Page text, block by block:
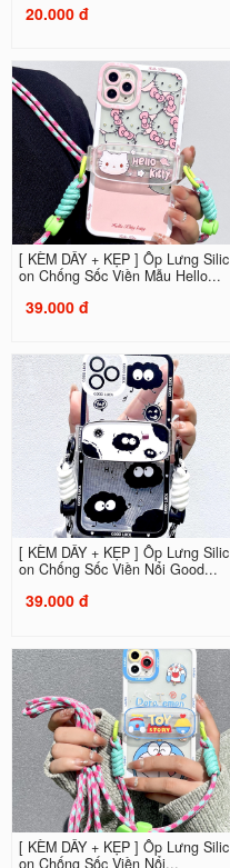
20.000 đ
[ KÈM DÂY + KẸP ] Ốp Lưng Silic
on Chống Sốc Viền Mẫu Hello...
39.000 đ
[ KÈM DÂY + KẸP ] Ốp Lưng Silic
on Chống Sốc Viền Nổi Good...
39.000 đ
[ KÈM DÂY + KẸP ] Ốp Lưng Silic
on Chống Sốc Viền Nổi...